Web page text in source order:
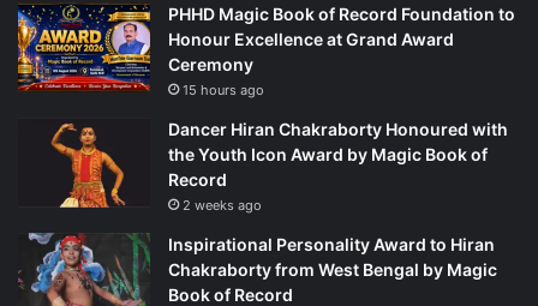
PHHD Magic Book of Record Foundation to
Honour Excellence at Grand Award
Ceremony
15 hours ago
Dancer Hiran Chakraborty Honoured with
the Youth Icon Award by Magic Book of
Record
2 weeks ago
Inspirational Personality Award to Hiran
Chakraborty from West Bengal by Magic
Book of Record